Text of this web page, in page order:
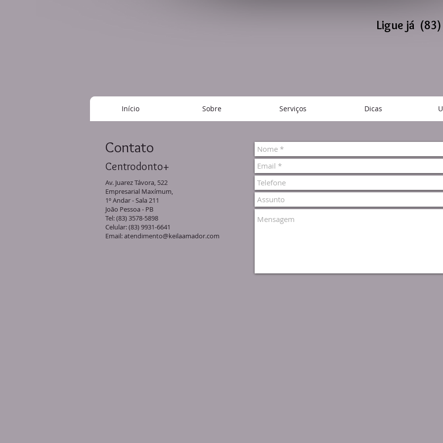
Ligue já
Início Sobre Serviços Dicas
Contato
Centrodonto+
Av. Juarez Távora, 522
Empresarial Maxímum,
1º Andar - Sala 211
João Pessoa - PB
Tel: (83) 3578-5898
Celular: (83) 9931-6641
Email:atendimento@keilaamador.com